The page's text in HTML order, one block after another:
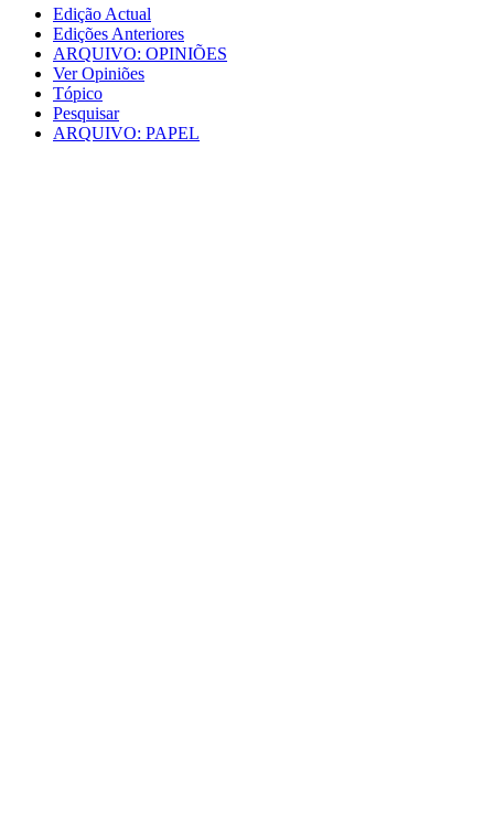
Edição Actual
Edições Anteriores
ARQUIVO: OPINIÕES
Ver Opiniões
Tópico
Pesquisar
ARQUIVO: PAPEL